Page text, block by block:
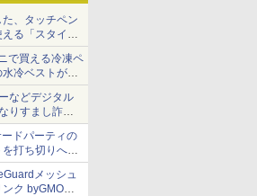
、タッチペン
る「スタイラ
にも、持ち替
で買える冷凍ペ
冷ベストがロ
ち・ざ・ろー
にしてる？】
などデジタル
りすまし詐欺
写真や映像を
してドパーティの
を打ち切りへ
メッシュ
ンク byGMOペ